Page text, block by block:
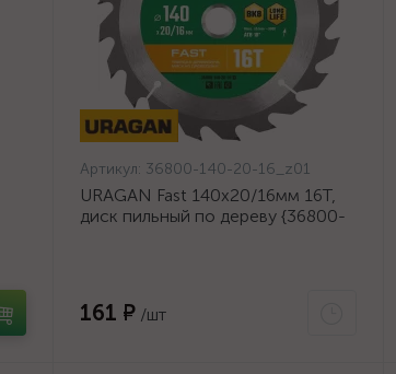
Артикул: 36800-140-20-16_z01
URAGAN Fast 140x20/16мм 16Т,
диск пильный по дереву {36800-
161 ₽ /шт